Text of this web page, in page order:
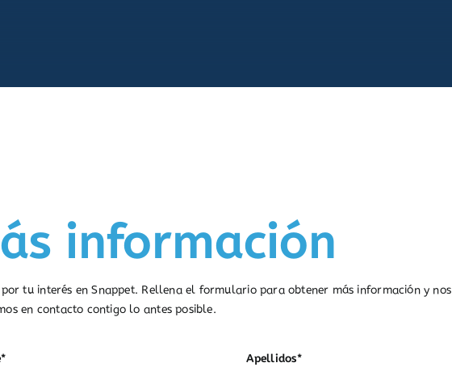
información
por tu interés en Snappet. Rellena el formulario para obtener más información y nos
en contacto contigo lo antes posible.
Apellidos*